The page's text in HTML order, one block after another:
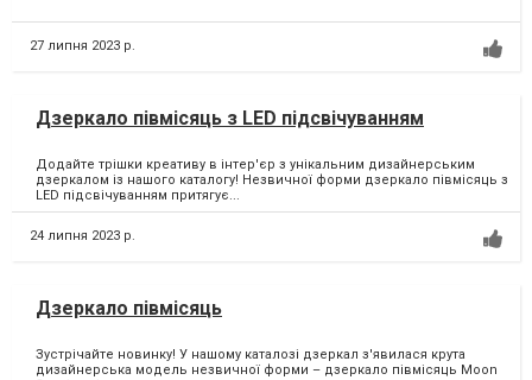
27 липня 2023 р.
Дзеркало півмісяць з LED підсвічуванням
Додайте трішки креативу в інтер'єр з унікальним дизайнерським
дзеркалом із нашого каталогу! Незвичної форми дзеркало півмісяць з
LED підсвічуванням притягує...
24 липня 2023 р.
Дзеркало півмісяць
Зустрічайте новинку! У нашому каталозі дзеркал з'явилася крута
дизайнерська модель незвичної форми – дзеркало півмісяць Moon